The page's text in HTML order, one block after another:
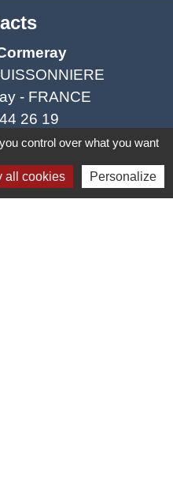
- FRANCE
26 19
au Public :
control over what you want
all cookies Personalize